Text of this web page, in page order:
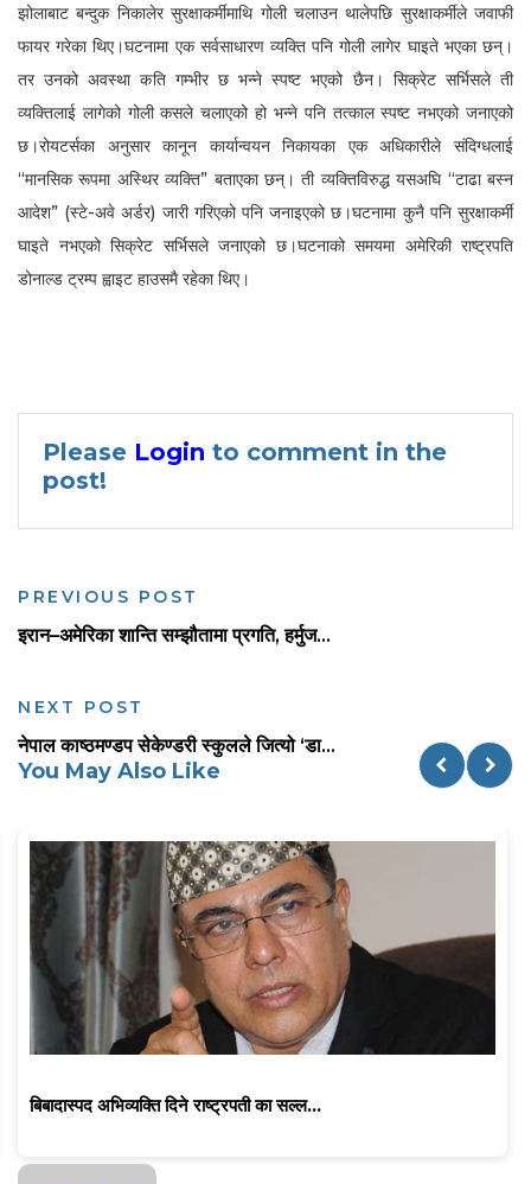
झोलाबाट बन्दुक निकालेर सुरक्षाकर्मीमाथि गोली चलाउन थालेपछि सुरक्षाकर्मीले जवाफी
फायर गरेका थिए।घटनामा एक सर्वसाधारण व्यक्ति पनि गोली लागेर घाइते भएका छन्।
तर उनको अवस्था कति गम्भीर छ भन्ने स्पष्ट भएको छैन। सिक्रेट सर्भिसले ती
व्यक्तिलाई लागेको गोली कसले चलाएको हो भन्ने पनि तत्काल स्पष्ट नभएको जनाएको
छ।रोयटर्सका अनुसार कानून कार्यान्वयन निकायका एक अधिकारीले संदिग्धलाई
“मानसिक रूपमा अस्थिर व्यक्ति” बताएका छन्। ती व्यक्तिविरुद्ध यसअघि “टाढा बस्न
आदेश” (स्टे-अवे अर्डर) जारी गरिएको पनि जनाइएको छ।घटनामा कुनै पनि सुरक्षाकर्मी
घाइते नभएको सिक्रेट सर्भिसले जनाएको छ।घटनाको समयमा अमेरिकी राष्ट्रपति
डोनाल्ड ट्रम्प ह्वाइट हाउसमै रहेका थिए।
Please Login to comment in the
post!
PREVIOUS POST
इरान–अमेरिका शान्ति सम्झौतामा प्रगति, हर्मुज...
NEXT POST
नेपाल काष्ठमण्डप सेकेण्डरी स्कुलले जित्यो ‘डा...
You May Also Like
बिबादास्पद अभिव्यक्ति दिने राष्ट्रपती का सल्ल...